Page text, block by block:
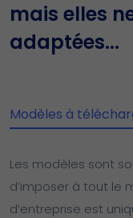
mais elles
adaptées...
Modèles à
Les modèles sont
d’imposer à tout le
d’entreprise est